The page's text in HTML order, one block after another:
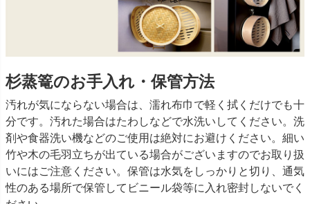
杉蒸篭のお手入れ・保管方法
汚れが気にならない場合は、濡れ布巾で軽く拭くだけでも十
分です。汚れた場合はたわしなどで水洗いしてください。洗
剤や食器洗い機などのご使用は絶対にお避けください。細い
竹や木の毛羽立ちが出ている場合がございますのでお取り扱
いにはご注意ください。保管は水気をしっかりと切り、通気
性のある場所で保管してビニール袋等に入れ密封しないでく